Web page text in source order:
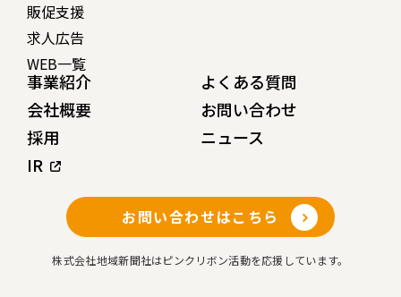
販促支援
求人広告
WEB一覧
事業紹介
会社概要
採用
IR
よくある質問
お問い合わせ
ニュース
お問い合わせはこちら
株式会社地域新聞社はピンクリボン活動を応援しています。